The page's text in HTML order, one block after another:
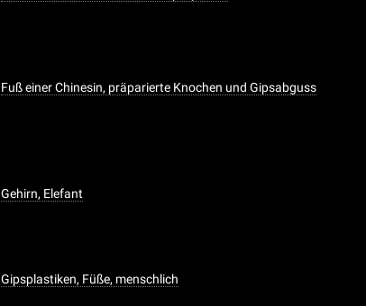
Fuß einer Chinesin, präparierte Knochen und Gipsabguss
Gehirn, Elefant
Gipsplastiken, Füße, menschlich